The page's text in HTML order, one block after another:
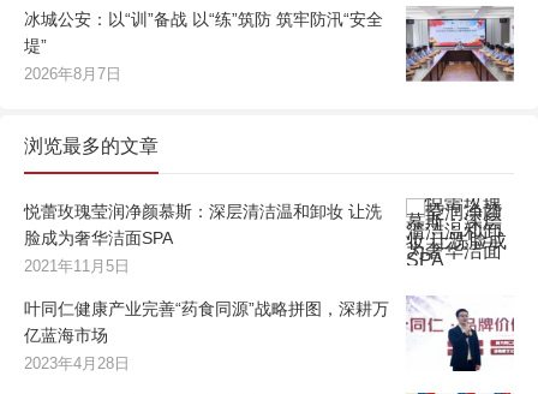
冰城公安：以“训”备战 以“练”筑防 筑牢防汛“安全
堤”
2026年8月7日
浏览最多的文章
悦蕾玫瑰莹润净颜慕斯：深层清洁温和卸妆 让洗
脸成为奢华洁面SPA
2021年11月5日
叶同仁健康产业完善“药食同源”战略拼图，深耕万
亿蓝海市场
2023年4月28日